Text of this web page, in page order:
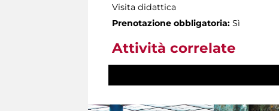
Visita didattica
Prenotazione obbligatoria: Sì
Attività correlate